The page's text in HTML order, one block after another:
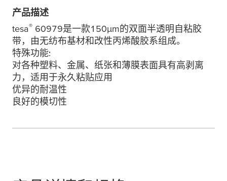
产品描述
tesa® 60979是一款150μm的双面半透明自粘胶
带，由无纺布基材和改性丙烯酸胶系组成。
特殊功能:
对各种塑料、金属、纸张和薄膜表面具有高剥离
力，适用于永久粘贴应用
优异的耐温性
良好的模切性